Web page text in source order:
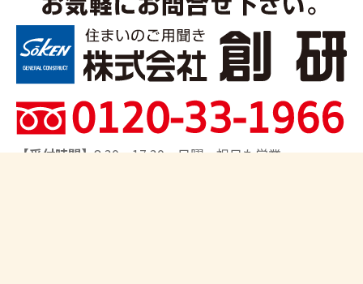
【受付時間】8:30～17:30 日曜・祝日も営業